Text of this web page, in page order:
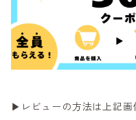
▶レビューの方法は上記画